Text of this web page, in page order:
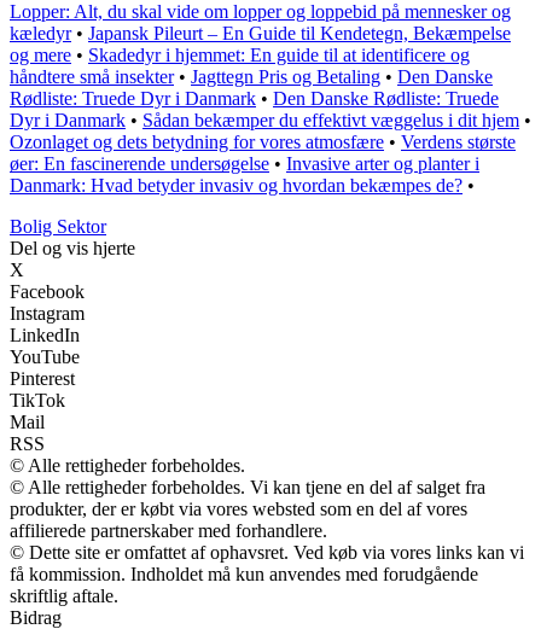
Lopper: Alt, du skal vide om lopper og loppebid på mennesker og
kæledyr• Japansk Pileurt – En Guide til Kendetegn, Bekæmpelse
og mere • Skadedyr i hjemmet: En guide til at identificere og
håndtere små insekter• Jagttegn Pris og Betaling • Den Danske
Rødliste: Truede Dyr i Danmark • Den Danske Rødliste: Truede
Dyr i Danmark • Sådan bekæmper du effektivt væggelus i dit hjem •
Ozonlaget og dets betydning for vores atmosfære • Verdens største
øer: En fascinerende undersøgelse • Invasive arter og planter i
Danmark: Hvad betyder invasiv og hvordan bekæmpes de? •
Bolig Sektor
Del og vis hjerte
X
Facebook
Instagram
LinkedIn
YouTube
Pinterest
TikTok
Mail
RSS
© Alle rettigheder forbeholdes.
© Alle rettigheder forbeholdes. Vi kan tjene en del af salget fra
produkter, der er købt via vores websted som en del af vores
affilierede partnerskaber med forhandlere.
© Dette site er omfattet af ophavsret. Ved køb via vores links kan vi
få kommission. Indholdet må kun anvendes med forudgående
skriftlig aftale.
Bidrag